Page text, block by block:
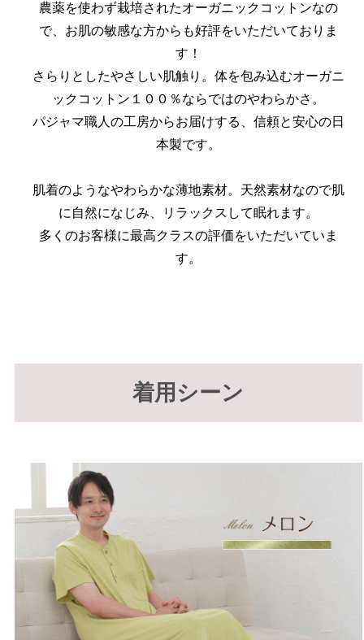
農薬を使わず栽培されたオーガニックコットンなの
で、お肌の敏感な方からも好評をいただいておりま
す！
さらりとしたやさしい肌触り。体を包み込むオーガニ
ックコットン１００％ならではのやわらかさ。
パジャマ職人の工房からお届けする、信頼と安心の日
本製です。
肌着のようなやわらかな薄地素材。天然素材なので肌
に自然になじみ、リラックスして眠れます。
多くのお客様に最高クラスの評価をいただいていま
す。
着用シーン